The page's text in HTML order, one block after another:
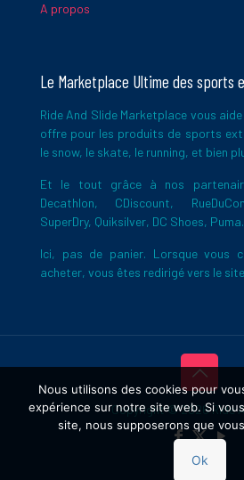
A propos
Le Marketplace Ultime des sports
Ride And Slide Marketplace vous
offre pour les produits de sports
le snow, le skate, le running, et bien
Et le tout grâce à nos
Decathlon, CDiscount,
SuperDry, Quiksilver, DC Shoes,
Ici, pas de panier. Lorsque vous
acheter, vous êtes redirigé vers le
Copyright © 2026 Ride
Nous utilisons des cookies pour
expérience sur notre site web. Si
site, nous supposerons que
Ok